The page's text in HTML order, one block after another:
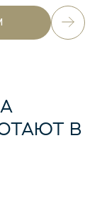
В